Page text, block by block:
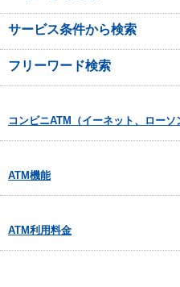
サービス条件から検索
フリーワード検索
コンビニATM（イーネット、ローソ
ATM機能
ATM利用料金